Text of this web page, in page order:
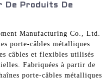
De Produits De
Manufacturing Co., Ltd.
porte-câbles métalliques
câbles et flexibles utilisés
Fabriquées à partir de
porte-câbles métalliques